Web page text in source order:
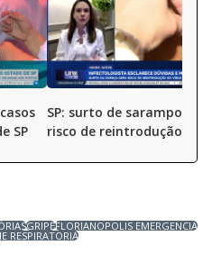
SP
SP: surto de sarampo
risco de reintrodução do
GRIPEFLORIANOPOLIS EMERGENCIA
RESPIRATORIA